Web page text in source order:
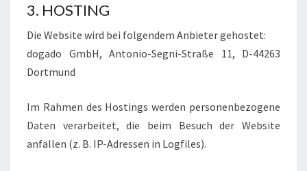
3. HOSTING
Die Website wird bei folgendem Anbieter gehostet:
dogado GmbH, Antonio-Segni-Straße 11, D-44263
Dortmund
Im Rahmen des Hostings werden personenbezogene
Daten verarbeitet, die beim Besuch der Website
anfallen (z. B. IP-Adressen in Logfiles).